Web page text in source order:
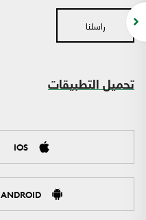
راسلنا
تحميل التطبيقات
IOS
ANDROID